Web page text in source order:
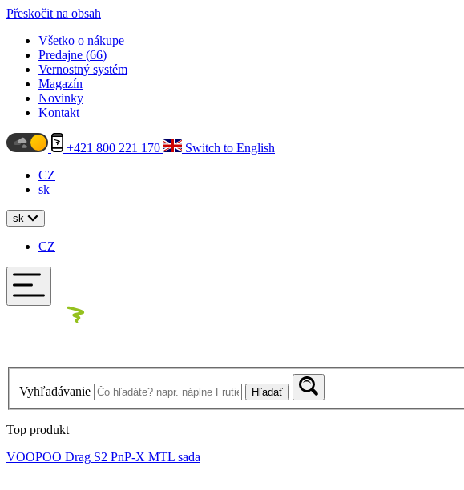
Přeskočit na obsah
Všetko o nákupe
Predajne (66)
Vernostný systém
Magazín
Novinky
Kontakt
+421 800 221 170
Switch to English
CZ
sk
sk
CZ
Vyhľadávanie Hľadať
Top produkt
VOOPOO Drag S2 PnP-X MTL sada